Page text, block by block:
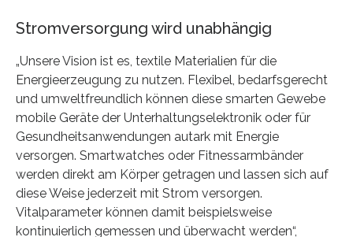
Stromversorgung wird unabhängig
„Unsere Vision ist es, textile Materialien für die
Energieerzeugung zu nutzen. Flexibel, bedarfsgerecht
und umweltfreundlich können diese smarten Gewebe
mobile Geräte der Unterhaltungselektronik oder für
Gesundheitsanwendungen autark mit Energie
versorgen. Smartwatches oder Fitnessarmbänder
werden direkt am Körper getragen und lassen sich auf
diese Weise jederzeit mit Strom versorgen.
Vitalparameter können damit beispielsweise
kontinuierlich gemessen und überwacht werden“,